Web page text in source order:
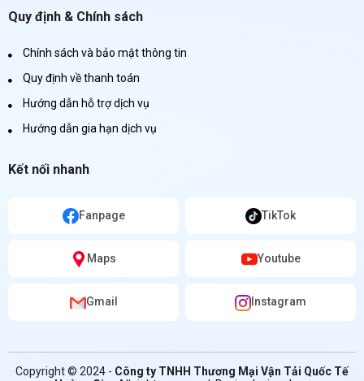
Quy định & Chính sách
Chính sách và bảo mật thông tin
Quy định về thanh toán
Hướng dẫn hỗ trợ dịch vụ
Hướng dẫn gia hạn dịch vụ
Kết nối nhanh
Fanpage TikTok
Maps Youtube
Gmail Instagram
Copyright © 2024 - Công ty TNHH Thương Mại Vận Tải Quốc Tế